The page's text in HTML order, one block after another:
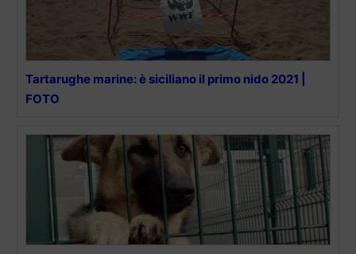
Tartarughe marine: è siciliano il primo nido 2021 |
FOTO